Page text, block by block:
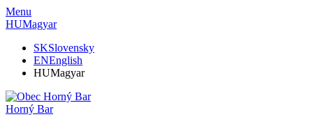
Menu
HUMagyar
SKSlovensky
ENEnglish
HUMagyar
Horný Bar